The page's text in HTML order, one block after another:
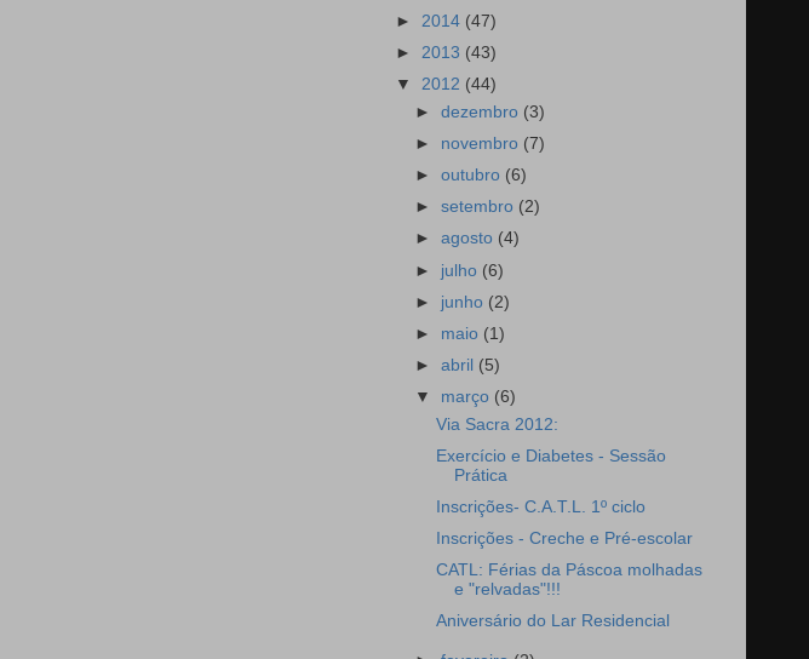
► 2014 (47)
► 2013 (43)
▼ 2012 (44)
►dezembro (3)
► novembro (7)
►outubro (6)
►setembro (2)
►agosto (4)
► julho (6)
► junho (2)
► maio (1)
►abril (5)
▼ março (6)
Via Sacra 2012:
Exercício e Diabetes - Sessão
Prática
Inscrições- C.A.T.L. 1º ciclo
Inscrições - Creche e Pré-escolar
CATL: Férias da Páscoa molhadas
e "relvadas"!!!
Aniversário do Lar Residencial